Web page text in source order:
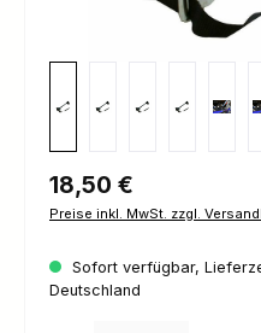
Regulärer Preis:
18,50 €
Preise inkl. MwSt. zzgl.
Sofort verfügbar,
Deutschland